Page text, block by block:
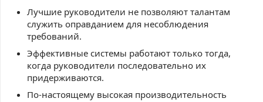
Лучшие руководители не позволяют талантам
служить оправданием для несоблюдения
требований.
Эффективные системы работают только тогда,
когда руководители последовательно их
придерживаются.
По-настоящему высокая производительность